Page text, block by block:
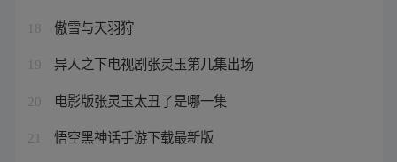
18 傲雪与天羽狩
19 异人之下电视剧张灵玉第几集出场
20 电影版张灵玉太丑了是哪一集
21 悟空黑神话手游下载最新版